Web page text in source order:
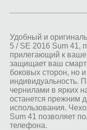
Удобный и
5 / SE 2016 Sum 41,
прилегающий к
защищает ваш
боковых сторон, но
индивидуальность.
чернилами в ярких
останется прежним
использования.
Sum 41 позволяет
телефона.